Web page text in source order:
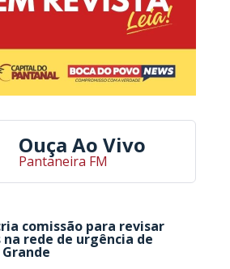
Ouça Ao Vivo
Pantaneira FM
comissão para revisar
rede de urgência de